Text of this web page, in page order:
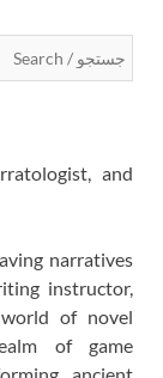
and
narratives
instructor,
of novel
of game